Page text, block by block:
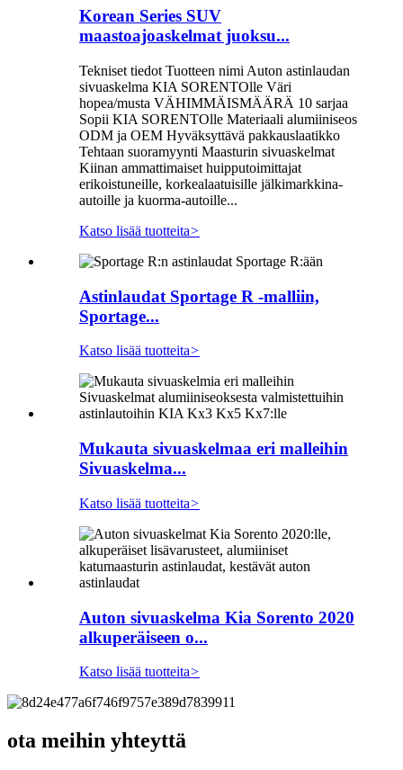
Korean Series SUV
maastoajoaskelmat juoksu...
Tekniset tiedot Tuotteen nimi Auton astinlaudan
sivuaskelma KIA SORENTOlle Väri
hopea/musta VÄHIMMÄISMÄÄRÄ 10 sarjaa
Sopii KIA SORENTOlle Materiaali alumiiniseos
ODM ja OEM Hyväksyttävä pakkauslaatikko
Tehtaan suoramyynti Maasturin sivuaskelmat
Kiinan ammattimaiset huipputoimittajat
erikoistuneille, korkealaatuisille jälkimarkkina-
autoille ja kuorma-autoille...
Katso lisää tuotteita>
Astinlaudat Sportage R -malliin,
Sportage...
Katso lisää tuotteita>
Mukauta sivuaskelmaa eri malleihin
Sivuaskelma...
Katso lisää tuotteita>
Auton sivuaskelma Kia Sorento 2020
alkuperäiseen o...
Katso lisää tuotteita>
ota meihin yhteyttä